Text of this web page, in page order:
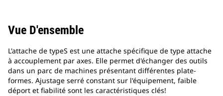
Vue D'ensemble
L'attache de typeS est une attache spécifique de type attache
à accouplement par axes. Elle permet d'échanger des outils
dans un parc de machines présentant différentes plate-
formes. Ajustage serré constant sur l'équipement, faible
déport et fiabilité sont les caractéristiques clés!